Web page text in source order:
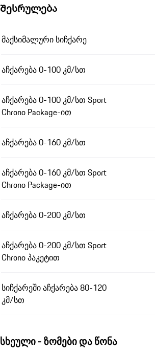
Შესრულება
მაქსიმალური სიჩქარე
აჩქარება 0-100 კმ/სთ
აჩქარება 0-100 კმ/სთ Sport
Chrono Package-ით
აჩქარება 0-160 კმ/სთ
აჩქარება 0-160 კმ/სთ Sport
Chrono Package-ით
აჩქარება 0-200 კმ/სთ
აჩქარება 0-200 კმ/სთ Sport
Chrono პაკეტით
სიჩქარეში აჩქარება 80-120
კმ/სთ
სხეული - ზომები და წონა